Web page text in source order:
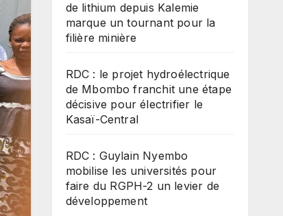
de lithium depuis Kalemie
marque un tournant pour la
filière minière
RDC : le projet hydroélectrique
de Mbombo franchit une étape
décisive pour électrifier le
Kasaï-Central
RDC : Guylain Nyembo
mobilise les universités pour
faire du RGPH-2 un levier de
développement